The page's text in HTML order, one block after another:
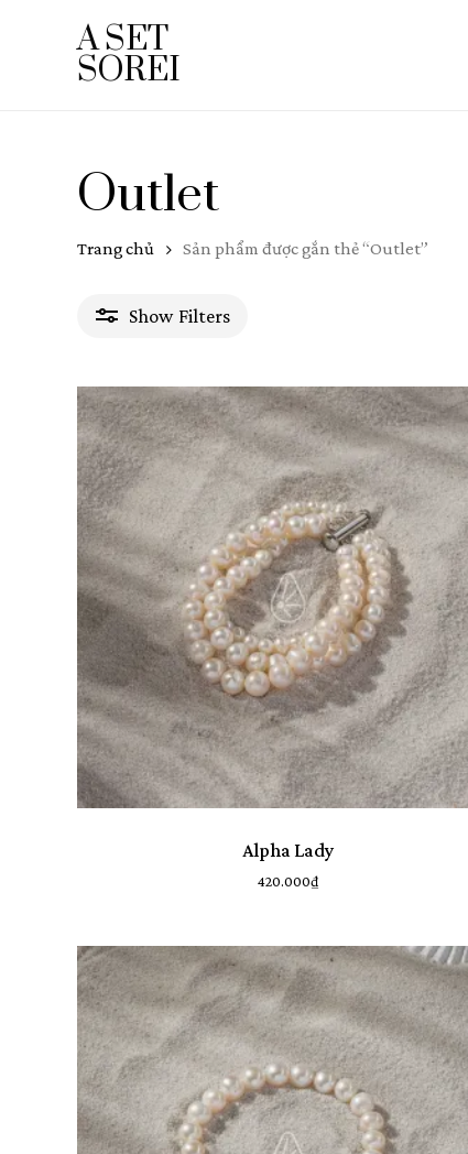
A SET
SOREI
Outlet
Trang chủ Sản phẩm được gắn thẻ “Outlet”
Show Filters
Giá
thấp
nhất
Giá
cao
nhất
Lọc
Giá 330.000₫ — 950.000₫
Lọc Theo Độ Dài
17 cm 1
44 cm 1
13-15 cm 1
15-17 cm
34 cm
40 cm 1
BST Antique
BST Dawn
BST Expedition 8
BST Fine 9
Cơ bản 10
Everyday Wear
Alpha Lady
420.000₫